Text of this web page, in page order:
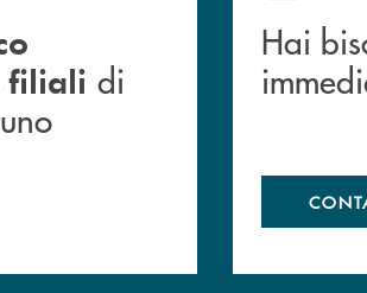
filiali di
Hai